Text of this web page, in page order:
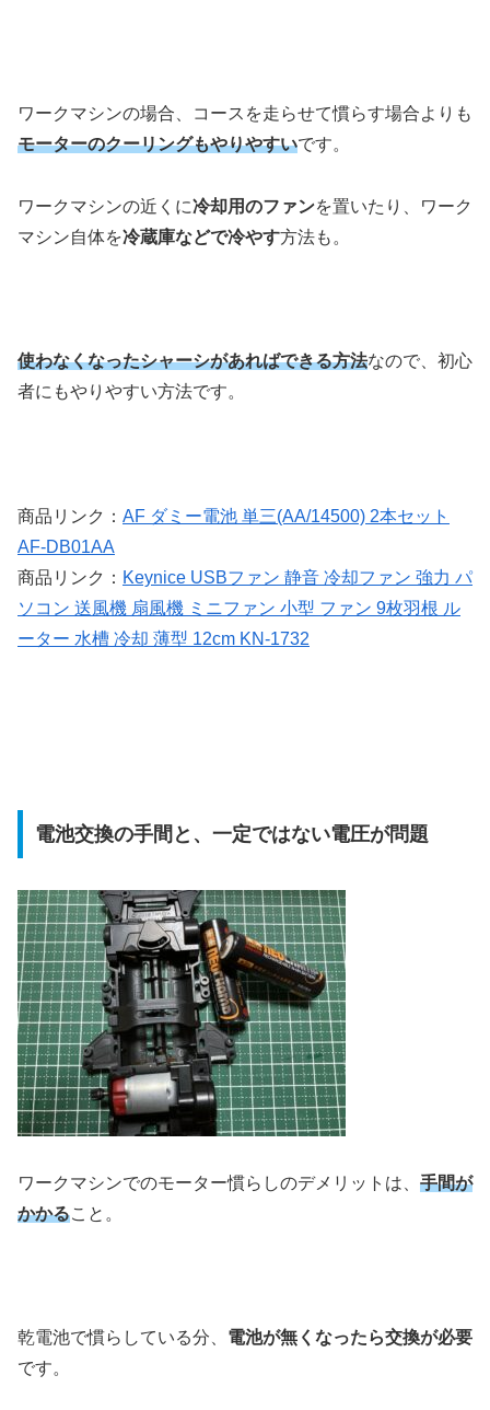
ワークマシンの場合、コースを走らせて慣らす場合よりも
モーターのクーリングもやりやすいです。
ワークマシンの近くに冷却用のファンを置いたり、ワーク
マシン自体を冷蔵庫などで冷やす方法も。
使わなくなったシャーシがあればできる方法なので、初心
者にもやりやすい方法です。
商品リンク： AF ダミー電池 単三(AA/14500) 2本セット
AF-DB01AA
商品リンク： Keynice USBファン 静音 冷却ファン 強力 パ
ソコン 送風機 扇風機 ミニファン 小型 ファン 9枚羽根 ル
ーター 水槽 冷却 薄型 12cm KN-1732
電池交換の手間と、一定ではない電圧が問題
ワークマシンでのモーター慣らしのデメリットは、 手間が
かかること。
乾電池で慣らしている分、 電池が無くなったら交換が必要
です。